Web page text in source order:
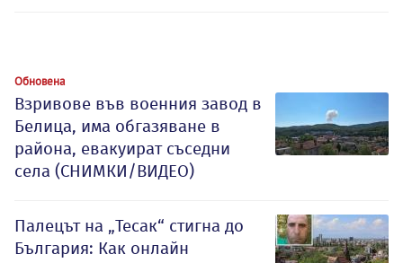
Обновена
Взривове във военния завод в
Белица, има обгазяване в
района, евакуират съседни
села (СНИМКИ/ВИДЕО)
Палецът на „Тесак“ стигна до
България: Как онлайн